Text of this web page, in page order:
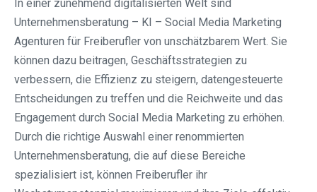
In einer zunehmend digitalisierten Welt sind
Unternehmensberatung – KI – Social Media Marketing
Agenturen für Freiberufler von unschätzbarem Wert. Sie
können dazu beitragen, Geschäftsstrategien zu
verbessern, die Effizienz zu steigern, datengesteuerte
Entscheidungen zu treffen und die Reichweite und das
Engagement durch Social Media Marketing zu erhöhen.
Durch die richtige Auswahl einer renommierten
Unternehmensberatung, die auf diese Bereiche
spezialisiert ist, können Freiberufler ihr